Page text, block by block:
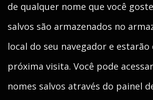
de qualquer nome que você
salvos são armazenados no
local do seu navegador e
próxima visita. Você pode
nomes salvos através do painel